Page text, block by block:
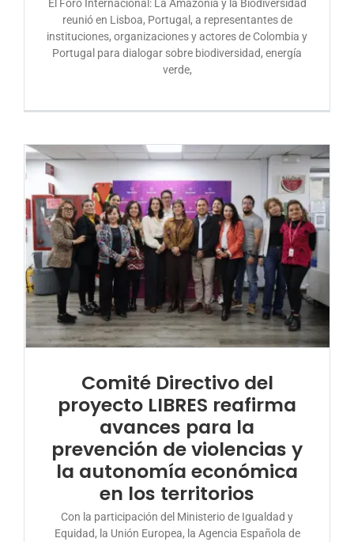
El Foro Internacional: La Amazonía y la Biodiversidad
reunió en Lisboa, Portugal, a representantes de
instituciones, organizaciones y actores de Colombia y
Portugal para dialogar sobre biodiversidad, energía
verde,
Comité Directivo del
proyecto LIBRES reafirma
avances para la
prevención de violencias y
la autonomía económica
en los territorios
Con la participación del Ministerio de Igualdad y
Equidad, la Unión Europea, la Agencia Española de